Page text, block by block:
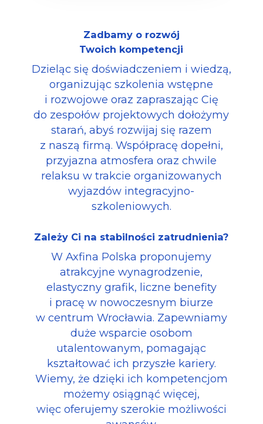
Zadbamy o rozwój
Twoich kompetencji
Dzieląc się doświadczeniem i wiedzą,
organizując szkolenia wstępne
i rozwojowe oraz zapraszając Cię
do zespołów projektowych dołożymy
starań, abyś rozwijaj się razem
z naszą firmą. Współpracę dopełni,
przyjazna atmosfera oraz chwile
relaksu w trakcie organizowanych
wyjazdów integracyjno-
szkoleniowych.
Zależy Ci na stabilności zatrudnienia?
W Axfina Polska proponujemy
atrakcyjne wynagrodzenie,
elastyczny grafik, liczne benefity
i pracę w nowoczesnym biurze
w centrum Wrocławia. Zapewniamy
duże wsparcie osobom
utalentowanym, pomagając
kształtować ich przyszłe kariery.
Wiemy, że dzięki ich kompetencjom
możemy osiągnąć więcej,
więc oferujemy szerokie możliwości